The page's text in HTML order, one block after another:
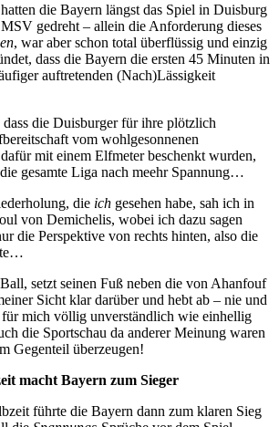
die Bayern längst das Spiel in Duisburg
gedreht – allein die Anforderung dieses
, war aber schon total überflüssig und einzig
dass die Bayern die ersten 45 Minuten in
auftretenden (Nach)Lässigkeit
die Duisburger für ihre plötzlich
vom wohlgesonnenen
mit einem Elfmeter beschenkt wurden,
gesamte Liga nach meehr Spannung…
die ich gesehen habe, sah ich in
von Demichelis, wobei ich dazu sagen
die Perspektive von rechts hinten, also die
setzt seinen Fuß neben die von Ahanfouf
Sicht klar darüber und hebt ab – nie und
mich völlig unverständlich wie einhellig
die Sportschau da anderer Meinung waren
Gegenteil überzeugen!
macht Bayern zum Sieger
führte die Bayern dann zum klaren Sieg